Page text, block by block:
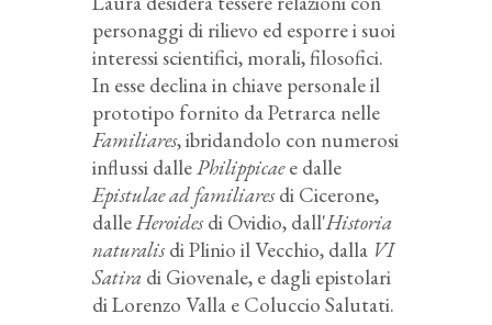
personaggi di rilievo ed esporre i suoi
interessi scientifici, morali, filosofici.
In esse declina in chiave personale il
prototipo fornito da Petrarca nelle
Familiares, ibridandolo con numerosi
influssi dallePhilippicaee dalle
Epistulae ad familiaresdi Cicerone,
dalleHeroidesdi Ovidio, dall'Historia
naturalisdi Plinio il Vecchio, dalla VI
Satira di Giovenale, e dagli epistolari
di Lorenzo Valla e Coluccio Salutati.